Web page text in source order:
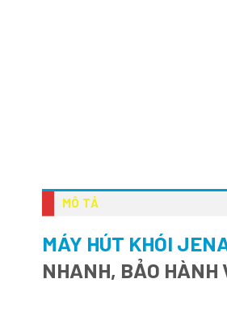
MÔ TẢ
MÁY HÚT KHÓI
NHANH, BẢO HÀNH